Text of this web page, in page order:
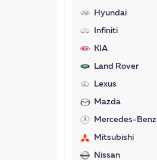
Hyundai
Infiniti
KIA
Land Rover
Lexus
Mazda
Mercedes-Benz
Mitsubishi
Nissan